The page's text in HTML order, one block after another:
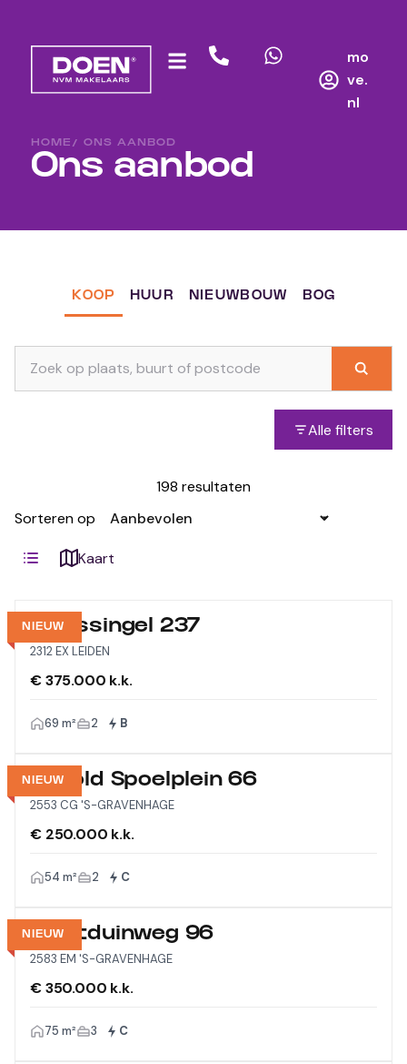
mo
ve.
nl
HOME / ONS AANBOD
Ons aanbod
KOOP HUUR NIEUWBOUW BOG
Alle filters
198 resultaten
Sorteren op
Kaart
NIEUW
Morssingel 237
2312 EX LEIDEN
€ 375.000 k.k.
69 m² 2 B
NIEUW
Arnold Spoelplein 66
2553 CG 'S-GRAVENHAGE
€ 250.000 k.k.
54 m² 2 C
NIEUW
Westduinweg 96
2583 EM 'S-GRAVENHAGE
€ 350.000 k.k.
75 m² 3 C